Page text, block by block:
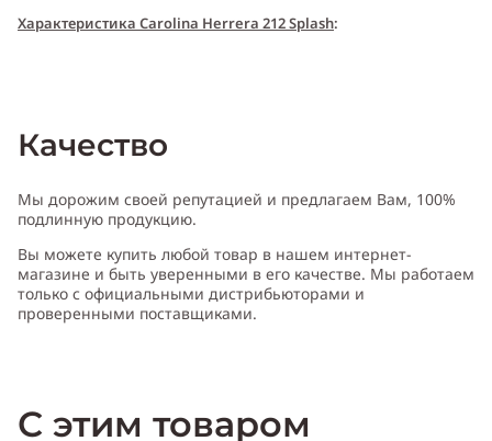
Характеристика Carolina Herrera 212 Splash:
Cодержит ноты:бергамот, грейпфрут, жасмин, мандарин, пион,
роза, кедр, мускус, сандал
Качество
Мы дорожим своей репутацией и предлагаем Вам, 100%
подлинную продукцию.
Вы можете купить любой товар в нашем интернет-
магазине и быть уверенными в его качестве. Мы работаем
только с официальными дистрибьюторами и
проверенными поставщиками.
С этим товаром